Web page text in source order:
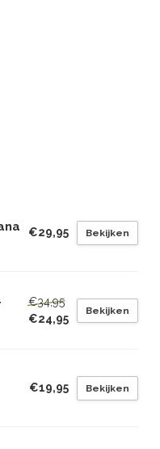
€29,95 Bekijken
€34,95
€24,95
Bekijken
€19,95 Bekijken